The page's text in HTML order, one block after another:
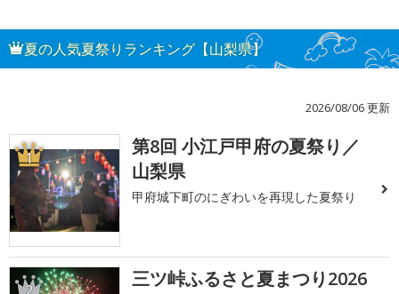
夏の人気夏祭りランキング【山梨県】
2026/08/06 更新
1
第8回 小江戸甲府の夏祭り／
山梨県
甲府城下町のにぎわいを再現した夏祭り
三ツ峠ふるさと夏まつり2026